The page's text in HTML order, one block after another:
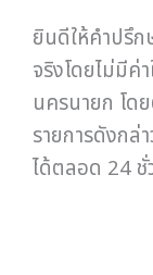
ยินดีให้คำปรึ
จริงโดยไม่มีค่
นครนายก โด
รายการดังกล่
ได้ตลอด 24 ชั่